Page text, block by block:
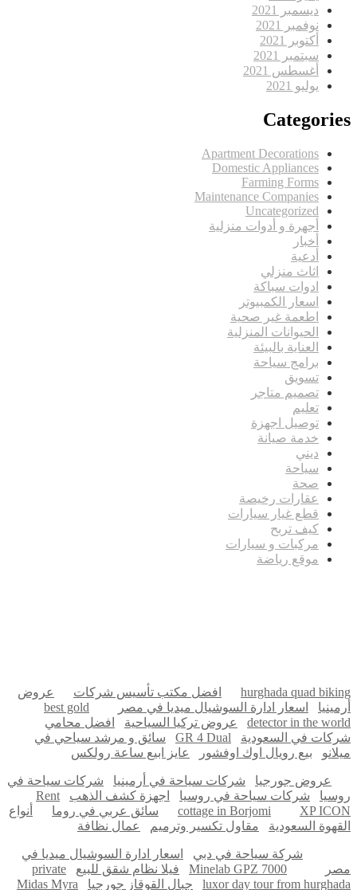
ديسمبر 2021
نوفمبر 2021
أكتوبر 2021
سبتمبر 2021
أغسطس 2021
يوليو 2021
Categories
Apartment Decorations
Domestic Appliances
Farming Forms
Maintenance Companies
Uncategorized
أجهرة و أدوات منزلية
أخبار
أدعية
اثاث منزلي
ادوات سباكة
اسعار الكمبيوتر
اطعمة غير صحية
الحيوانات المنزلية
العناية بالبيئة
برامج سياحة
تسويق
تصميم متاجر
تعليم
توصيل اجهزة
خدمة صيانة
ديني
سياحة
صحة
عقارات رخيصة
قطع غيار سيارات
كيف تربح
مركبات و سيارات
موقع رياضة
hurghada quad biking افضل مكتب تأسيس شركات
عروض
أرمينيا
اسعار ادارة السوشيال ميديا في مصر
best gold
detector in the world
عروض تركيا السياحية
افضل محامي
شركات في السعودية
GR 4 Dual
سائق و مرشد سياحي في
ميلانو
بيع رويال اوك اوفشور عايز ابيع ساعة رولكس
عروض جورجيا شركات سياحة في أرمينيا
شركات سياحة في
روسيا
شركات سياحة في روسيا اجهزة كشف الذهب
Rent
cottage in Borjomi
XP ICON سائق عربي في روما
أنواع
القهوة السعودية
مقاول تكسير وترميم عمال نظافة
شركة سياحة في دبي
اسعار ادارة السوشيال ميديا في
مصر
Minelab GPZ 7000 فيلا نظام شقق للبيع
private
luxor day tour from hurghada
جبال القوقاز جورجيا Midas Myra